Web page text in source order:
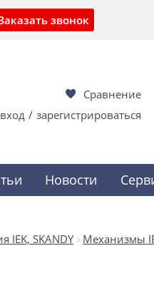
звонок
Сравнение
вход / зарегистрироваться
Новости
IEK, SKANDY
Механизмы